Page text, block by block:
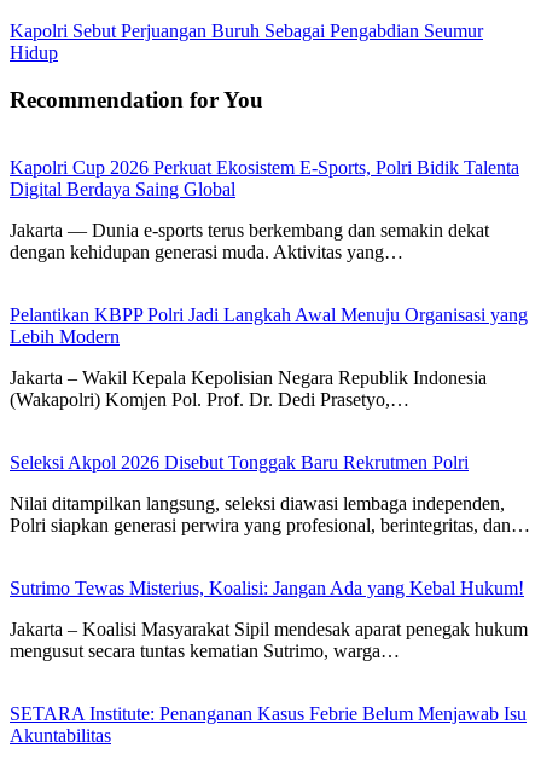
Kapolri Sebut Perjuangan Buruh Sebagai Pengabdian Seumur
Hidup
Recommendation for You
Kapolri Cup 2026 Perkuat Ekosistem E-Sports, Polri Bidik Talenta
Digital Berdaya Saing Global
Jakarta — Dunia e-sports terus berkembang dan semakin dekat
dengan kehidupan generasi muda. Aktivitas yang…
Pelantikan KBPP Polri Jadi Langkah Awal Menuju Organisasi yang
Lebih Modern
Jakarta – Wakil Kepala Kepolisian Negara Republik Indonesia
(Wakapolri) Komjen Pol. Prof. Dr. Dedi Prasetyo,…
Seleksi Akpol 2026 Disebut Tonggak Baru Rekrutmen Polri
Nilai ditampilkan langsung, seleksi diawasi lembaga independen,
Polri siapkan generasi perwira yang profesional, berintegritas, dan…
Sutrimo Tewas Misterius, Koalisi: Jangan Ada yang Kebal Hukum!
Jakarta – Koalisi Masyarakat Sipil mendesak aparat penegak hukum
mengusut secara tuntas kematian Sutrimo, warga…
SETARA Institute: Penanganan Kasus Febrie Belum Menjawab Isu
Akuntabilitas